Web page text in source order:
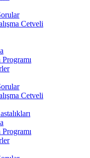
Cetveli
Cetveli